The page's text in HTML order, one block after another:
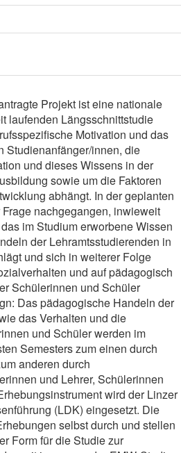
Projekt ist eine nationale
laufenden Längsschnittstudie
Motivation und das
Studienanfänger/innen, die
und dieses Wissens in der
sowie um die Faktoren
abhängt. In der geplanten
nachgegangen, inwieweit
im Studium erworbene Wissen
der Lehramtsstudierenden in
und sich in weiterer Folge
und auf pädagogisch
Schülerinnen und Schüler
Das pädagogische Handeln der
das Verhalten und die
und Schüler werden im
Semesters zum einen durch
anderen durch
und Lehrer, Schülerinnen
wird der Linzer
(LDK) eingesetzt. Die
selbst durch und stellen
Form für die Studie zur